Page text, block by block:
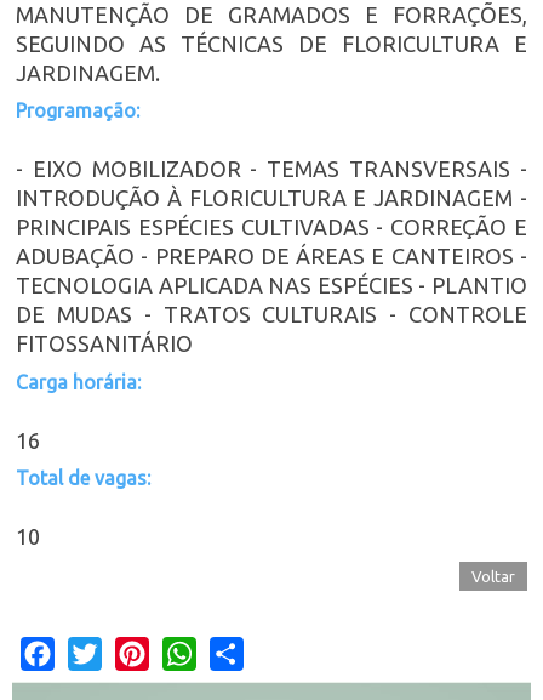
MANUTENÇÃO DE GRAMADOS E FORRAÇÕES,
SEGUINDO AS TÉCNICAS DE FLORICULTURA E
JARDINAGEM.
Programação:
- EIXO MOBILIZADOR - TEMAS TRANSVERSAIS -
INTRODUÇÃO À FLORICULTURA E JARDINAGEM -
PRINCIPAIS ESPÉCIES CULTIVADAS - CORREÇÃO E
ADUBAÇÃO - PREPARO DE ÁREAS E CANTEIROS -
TECNOLOGIA APLICADA NAS ESPÉCIES - PLANTIO
DE MUDAS - TRATOS CULTURAIS - CONTROLE
FITOSSANITÁRIO
Carga horária:
16
Total de vagas:
10
Voltar
Facebook
Twitter PinterestWhatsApp